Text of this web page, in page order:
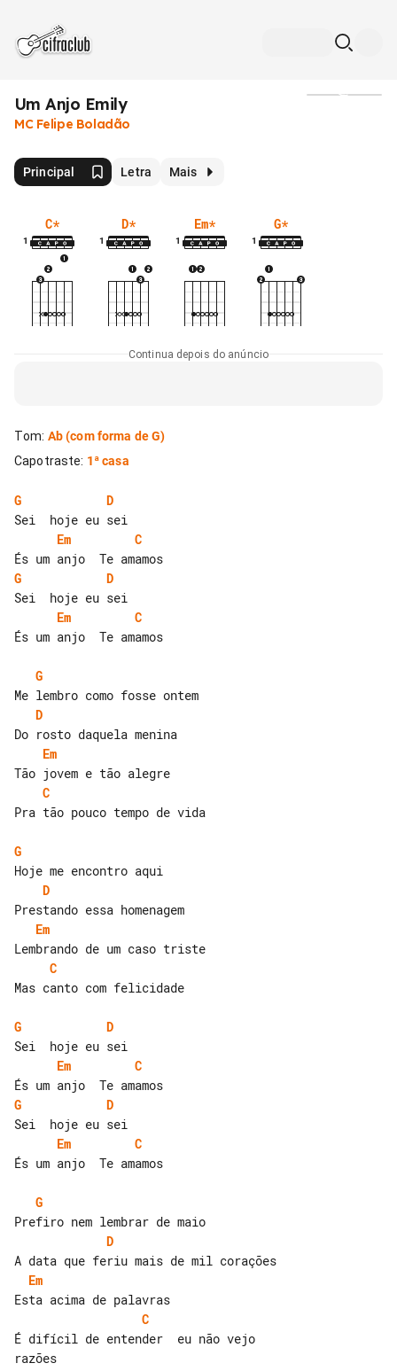
Um Anjo Emily
MC Felipe Boladão
Principal Letra Mais
C*
1
D*
1
Em*
1
G*
1
Continua depois do anúncio
Tom: Ab(com forma de G)
Capotraste: 1ª casa
G
D
Em
C
G
D
Em
C
És um anjo  Te amamos
G
D
Em
C
Pra tão pouco tempo de vida
G
D
Em
C
Mas canto com felicidade
G
D
Em
C
G
D
Em
C
És um anjo  Te amamos
G
D
Em
C
É difícil de entender  eu não vejo
razões